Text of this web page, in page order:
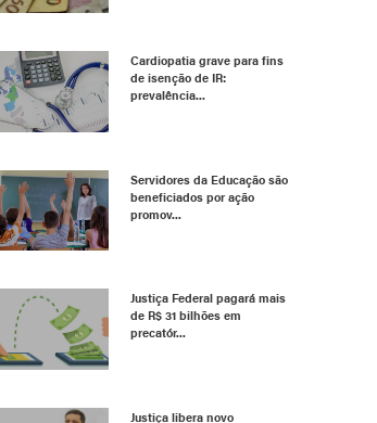
Cardiopatia grave para fins
de isenção de IR:
prevalência...
Servidores da Educação são
beneficiados por ação
promov...
Justiça Federal pagará mais
de R$ 31 bilhões em
precatór...
Justiça libera novo